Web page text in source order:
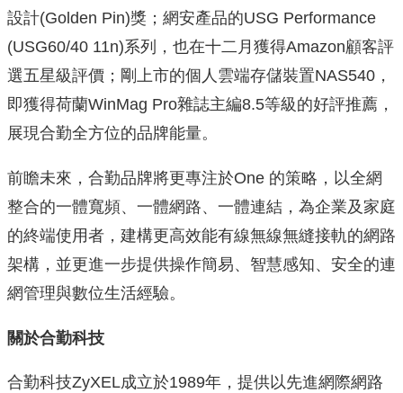
設計(Golden Pin)獎；網安產品的USG Performance
(USG60/40 11n)系列，也在十二月獲得Amazon顧客評
選五星級評價；剛上市的個人雲端存儲裝置NAS540，
即獲得荷蘭WinMag Pro雜誌主編8.5等級的好評推薦，
展現合勤全方位的品牌能量。
前瞻未來，合勤品牌將更專注於One 的策略，以全網
整合的一體寬頻、一體網路、一體連結，為企業及家庭
的終端使用者，建構更高效能有線無線無縫接軌的網路
架構，並更進一步提供操作簡易、智慧感知、安全的連
網管理與數位生活經驗。
關於合勤科技
合勤科技ZyXEL成立於1989年，提供以先進網際網路